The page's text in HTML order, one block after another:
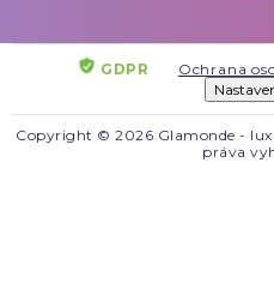
GDPR Ochrana
Copyright © 2026 Glamonde -
práva